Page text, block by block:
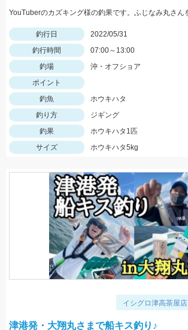
釣行日
2022/05/31
釣行時間
07:00～13:00
釣場
沖・オフショア
ポイント
釣魚
ホウキハタ
釣り方
ジギング
釣果
ホウキハタ1匹
サイズ
ホウキハタ5kg
イシグロ津高茶屋店
津港発・大翔丸さまで船キス釣り♪